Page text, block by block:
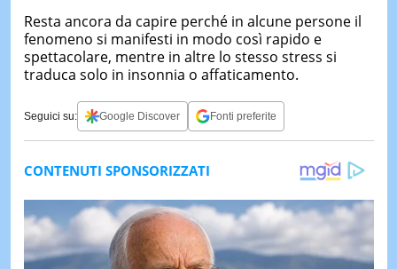
Resta ancora da capire perché in alcune persone il
fenomeno si manifesti in modo così rapido e
spettacolare, mentre in altre lo stesso stress si
traduca solo in insonnia o affaticamento.
Seguici su: Google Discover Fonti preferite